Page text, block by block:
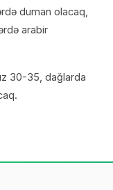
duman olacaq,
arabir
30-35, dağlarda